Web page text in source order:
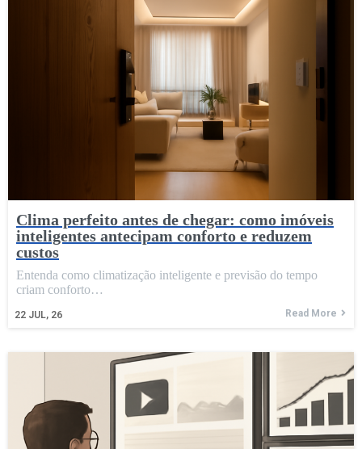
Clima perfeito antes de chegar: como imóveis
inteligentes antecipam conforto e reduzem
custos
22 JUL, 26
Entenda como climatização inteligente e previsão do tempo
criam conforto…
Read More